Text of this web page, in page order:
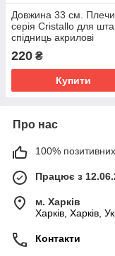
Довжина 33 см.
серія Сristallo для
спідниць акрилові
Mainetti Group Італія
220 ₴
Купити
Про нас
100% позитивних
Працює з
м. Харків
Харків, Харків,
Контакти